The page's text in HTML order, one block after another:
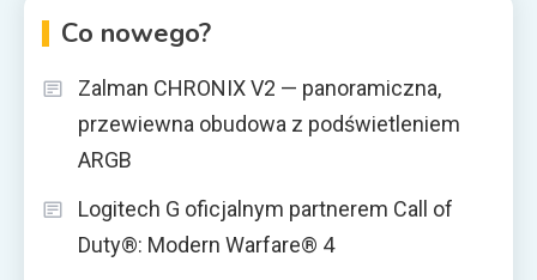
Co nowego?
Zalman CHRONIX V2 — panoramiczna,
przewiewna obudowa z podświetleniem
ARGB
Logitech G oficjalnym partnerem Call of
Duty®: Modern Warfare® 4